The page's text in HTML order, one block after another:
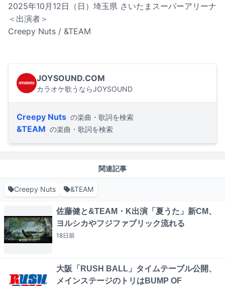
2025年10月12日（日）埼玉県 さいたまスーパーアリーナ
＜出演者＞
Creepy Nuts / &TEAM
JOYSOUND.COM
カラオケ歌うならJOYSOUND
Creepy Nuts の楽曲・歌詞を検索
&TEAM の楽曲・歌詞を検索
関連記事
Creepy Nuts &TEAM
佐藤健と&TEAM・K出演「夏うた」新CM、
ヨルシカやフジファブリック流れる
18日前
大阪「RUSH BALL」タイムテーブル公開、
メインステージのトリはBUMP OF